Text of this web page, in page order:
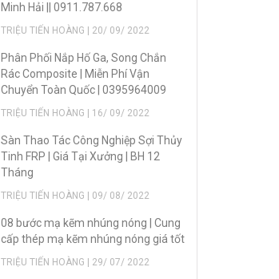
Minh Hải || 0911.787.668
TRIỆU TIẾN HOÀNG | 20/ 09/ 2022
Phân Phối Nắp Hố Ga, Song Chắn
Rác Composite | Miễn Phí Vận
Chuyển Toàn Quốc | 0395964009
TRIỆU TIẾN HOÀNG | 16/ 09/ 2022
Sàn Thao Tác Công Nghiệp Sợi Thủy
Tinh FRP | Giá Tại Xưởng | BH 12
Tháng
TRIỆU TIẾN HOÀNG | 09/ 08/ 2022
08 bước mạ kẽm nhúng nóng | Cung
cấp thép mạ kẽm nhúng nóng giá tốt
TRIỆU TIẾN HOÀNG | 29/ 07/ 2022